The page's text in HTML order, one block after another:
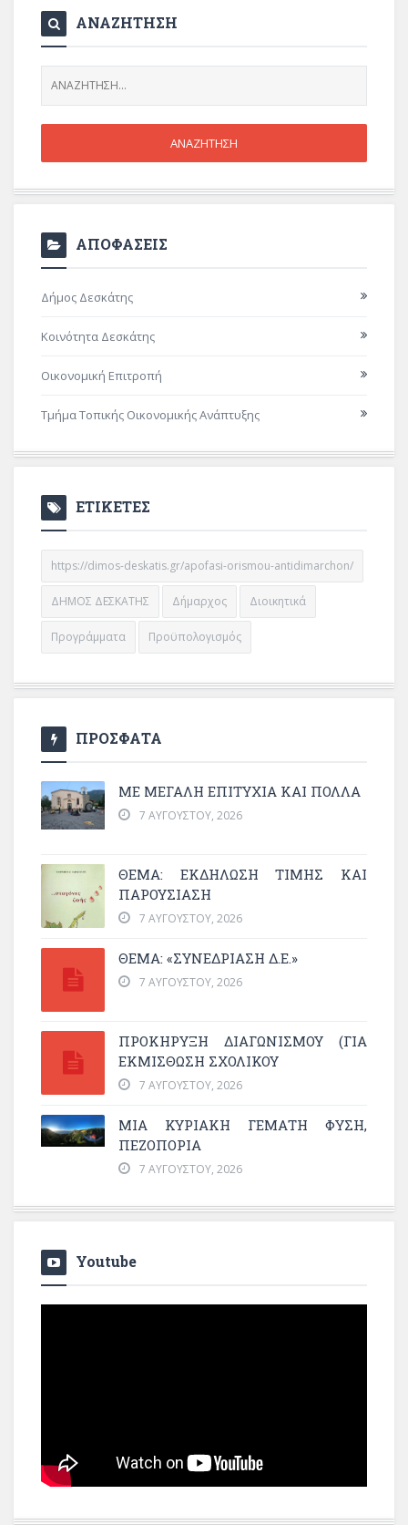
ΑΝΑΖΗΤΗΣΗ
ΑΠΟΦΑΣΕΙΣ
Δήμος Δεσκάτης
Κοινότητα Δεσκάτης
Οικονομική Επιτροπή
Τμήμα Τοπικής Οικονομικής Ανάπτυξης
ΕΤΙΚΕΤΕΣ
https://dimos-deskatis.gr/apofasi-orismou-antidimarchon/
ΔΗΜΟΣ ΔΕΣΚΑΤΗΣ Δήμαρχος Διοικητικά
Προγράμματα Προϋπολογισμός
ΠΡΟΣΦΑΤΑ
ΜΕ ΜΕΓΆΛΗ ΕΠΙΤΥΧΊΑ ΚΑΙ ΠΟΛΛΆ
7 ΑΥΓΟΎΣΤΟΥ, 2026
ΘΈΜΑ: ΕΚΔΉΛΩΣΗ ΤΙΜΉΣ ΚΑΙ
ΠΑΡΟΥΣΊΑΣΗ
7 ΑΥΓΟΎΣΤΟΥ, 2026
ΘΕΜΑ: «ΣΥΝΕΔΡΊΑΣΗ Δ.Ε.»
7 ΑΥΓΟΎΣΤΟΥ, 2026
ΠΡΟΚΗΡΥΞΗ ΔΙΑΓΩΝΙΣΜΟΥ (ΓΙΑ
ΕΚΜΊΣΘΩΣΗ ΣΧΟΛΙΚΟΎ
7 ΑΥΓΟΎΣΤΟΥ, 2026
ΜΙΑ ΚΥΡΙΑΚΉ ΓΕΜΆΤΗ ΦΎΣΗ,
ΠΕΖΟΠΟΡΊΑ
7 ΑΥΓΟΎΣΤΟΥ, 2026
Youtube